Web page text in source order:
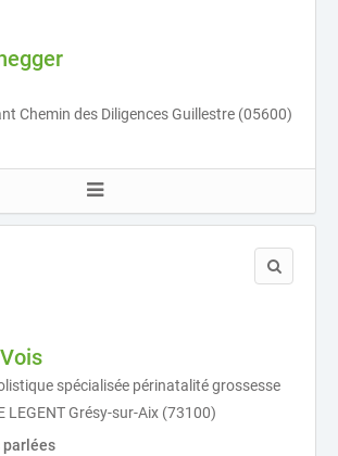
Chemin des Diligences Guillestre (05600)
spécialisée périnatalité grossesse
LEGENT Grésy-sur-Aix (73100)
parlées